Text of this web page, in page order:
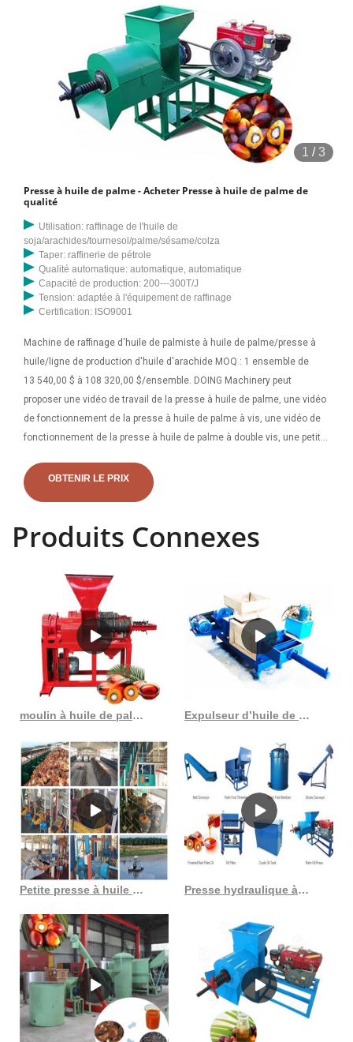
utilisées pour d'autres types de graines oléagineuses.
1 /3
Presse à huile de palme - Acheter Presse à huile de palme de
qualité
Utilisation: raffinage de l'huile de
soja/arachides/tournesol/palme/sésame/colza
Taper: raffinerie de pétrole
Qualité automatique: automatique, automatique
Capacité de production: 200---300T/J
Tension: adaptée à l'équipement de raffinage
Certification: ISO9001
Machine de raffinage d'huile de palmiste à huile de palme/presse à
huile/ligne de production d'huile d'arachide MOQ : 1 ensemble de
13 540,00 $ à 108 320,00 $/ensemble. DOING Machinery peut
proposer une vidéo de travail de la presse à huile de palme, une vidéo
de fonctionnement de la presse à huile de palme à vis, une vidéo de
fonctionnement de la presse à huile de palme à double vis, une petite
de travail de la machine d'extraction d'huile de palme pour aider les
gens.
OBTENIR LE PRIX
Produits Connexes
moulin à huile de palme brute machine de moulin à huile de palme principaux fabricants Expulseur d’huile de palmiste, machine d’extraction d’huile de palmiste en fonctionnement
Petite presse à huile de palmiste très rentable au Sénégal Presse hydraulique à huile de noix de coco, machine à huile de palme, offre spéciale à l’étranger